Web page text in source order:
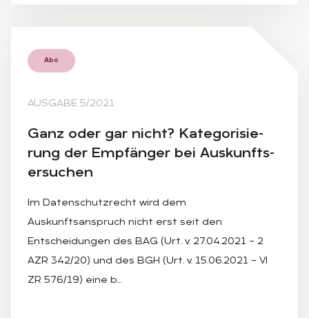
Abo
AUSGABE 5/2021
Ganz oder gar nicht? Ka­te­go­ri­sie­
rung der Emp­fän­ger bei Aus­kunfts­
er­su­chen
Im Datenschutzrecht wird dem
Auskunftsanspruch nicht erst seit den
Entscheidungen des BAG (Urt. v. 27.04.2021 – 2
AZR 342/20) und des BGH (Urt. v. 15.06.2021 – VI
ZR 576/19) eine b…